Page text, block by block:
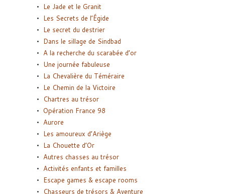
Le Jade et le Granit
Les Secrets de l’Égide
Le secret du destrier
Dans le sillage de Sindbad
A la recherche du scarabée d’or
Une journée fabuleuse
La Chevalière du Téméraire
Le Chemin de la Victoire
Chartres au trésor
Opération France 98
Aurore
Les amoureux d’Ariège
La Chouette d’Or
Autres chasses au trésor
Activités enfants et familles
Escape games & escape rooms
Chasseurs de trésors & Aventure